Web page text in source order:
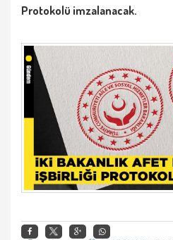
Protokolü imzalanacak.